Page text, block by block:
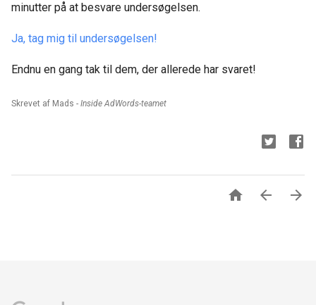
minutter på at besvare undersøgelsen.
Ja, tag mig til undersøgelsen!
Endnu en gang tak til dem, der allerede har svaret!
Skrevet af Mads - Inside AdWords-teamet
  